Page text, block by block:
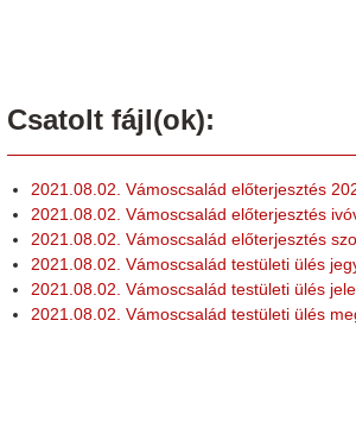
Csatolt fájl(ok):
2021.08.02. Vámoscsalád előterjesztés
2021.08.02. Vámoscsalád előterjesztés
2021.08.02. Vámoscsalád előterjesztés
2021.08.02. Vámoscsalád testületi ülés
2021.08.02. Vámoscsalád testületi ülés
2021.08.02. Vámoscsalád testületi ülés